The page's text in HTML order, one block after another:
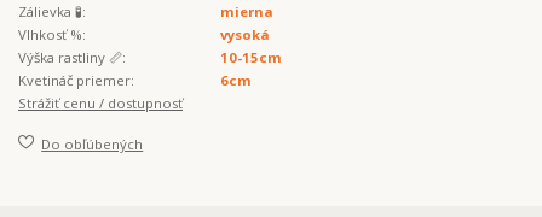
Zálievka 🧪:
mierna
Vlhkosť %:
vysoká
Výška rastliny 📏:
10-15cm
Kvetináč priemer:
6cm
Strážiť cenu / dostupnosť
Do obľúbených